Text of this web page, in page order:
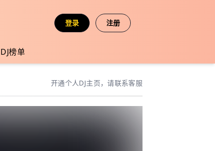
登录 注册
DJ榜单
开通个人DJ主页，请联系客服